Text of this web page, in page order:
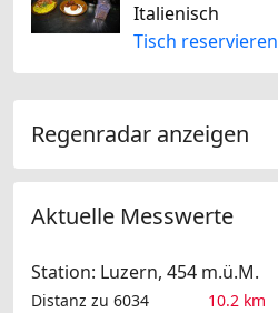
Italienisch
Tisch reservieren
Regenradar anzeigen
Aktuelle Messwerte
Station: Luzern, 454 m.ü.M.
Distanz zu 6034
10.2 km